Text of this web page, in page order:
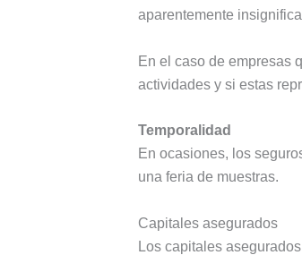
aparentemente
En el caso de empresas
actividades y si estas
Temporalidad
En ocasiones, los
una feria de muestras.
Capitales asegurados
Los capitales